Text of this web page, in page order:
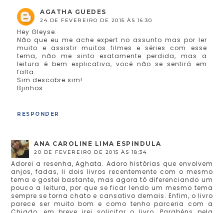
AGATHA GUEDES
24 DE FEVEREIRO DE 2015 ÀS 16:30
Hey Gleyse.
Não que eu me ache expert no assunto mas por ler
muito e assistir muitos filmes e séries com esse
tema, não me sinto exatamente perdida, mas a
leitura é bem explicativa, você não se sentirá em
falta.
Sim descobre sim!
Bjinhos.
RESPONDER
ANA CAROLINE LIMA ESPINDULA
20 DE FEVEREIRO DE 2015 ÀS 18:34
Adorei a resenha, Aghata. Adoro histórias que envolvem
anjos, fadas, li dois livros recentemente com o mesmo
tema e gostei bastante, mas agora tô diferenciando um
pouco a leitura, por que se ficar lendo um mesmo tema
sempre se torna chato e cansativo demais. Enfim, o livro
parece ser muito bom e como tenho parceria com a